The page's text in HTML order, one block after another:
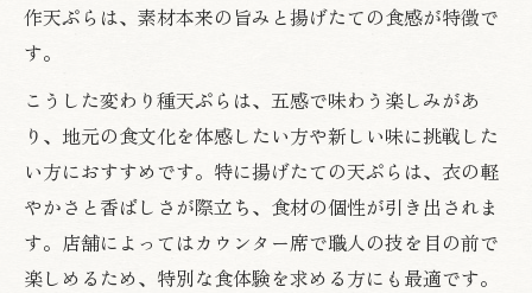
作天ぷらは、素材本来の旨みと揚げたての食感が特徴で
す。
こうした変わり種天ぷらは、五感で味わう楽しみがあ
り、地元の食文化を体感したい方や新しい味に挑戦した
い方におすすめです。特に揚げたての天ぷらは、衣の軽
やかさと香ばしさが際立ち、食材の個性が引き出されま
す。店舗によってはカウンター席で職人の技を目の前で
楽しめるため、特別な食体験を求める方にも最適です。